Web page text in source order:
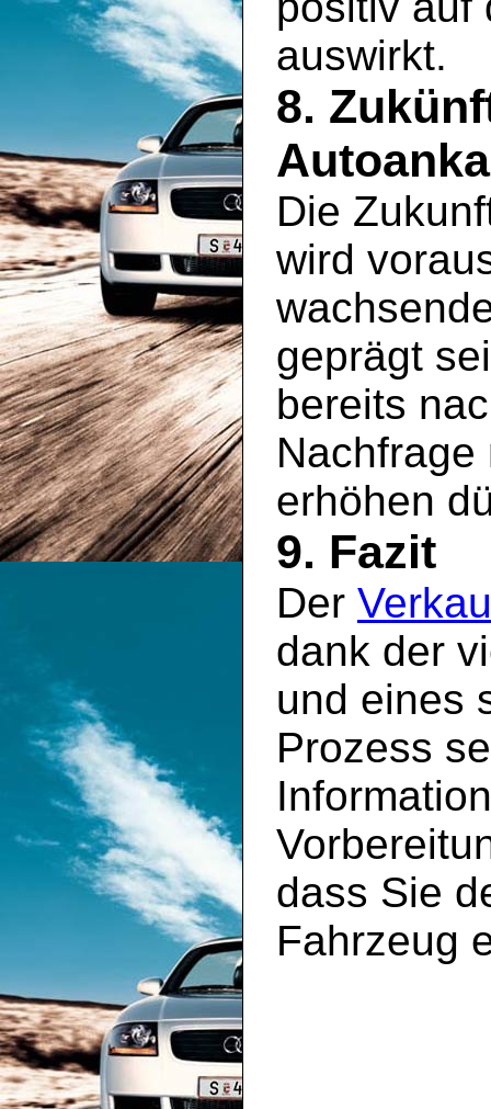
auswirkt.
8.
Die
wird
geprägt
bereits
erhöhen
9. Fazit
Der
dank der
und eines
Prozess
dass Sie
Fahrzeug